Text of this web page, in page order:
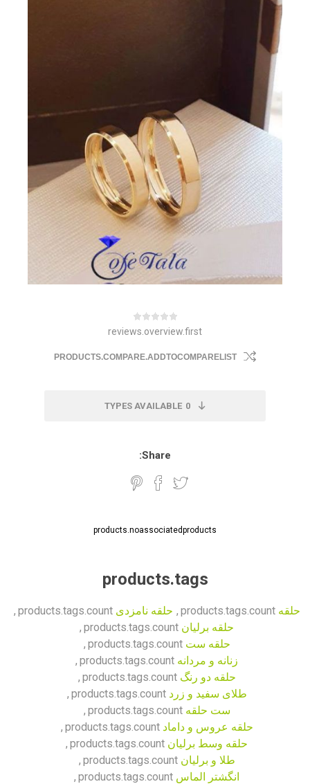
reviews.overview.first
PRODUCTS.COMPARE.ADDTOCOMPARELIST
0
TYPES AVAILABLE
Share:
products.noassociatedproducts
products.tags
حلقه products.tags.count
, حلقه نامزدی products.tags.count
,
حلقه برلیان products.tags.count
,
حلقه ست products.tags.count
,
زنانه و مردانه products.tags.count
,
حلقه دو رنگ products.tags.count
,
طلای سفید و زرد products.tags.count
,
ست حلقه products.tags.count
,
حلقه عروس و داماد products.tags.count
,
حلقه وسط برلیان products.tags.count
,
طلا و برلیان products.tags.count
,
انگشتر الماس products.tags.count
,